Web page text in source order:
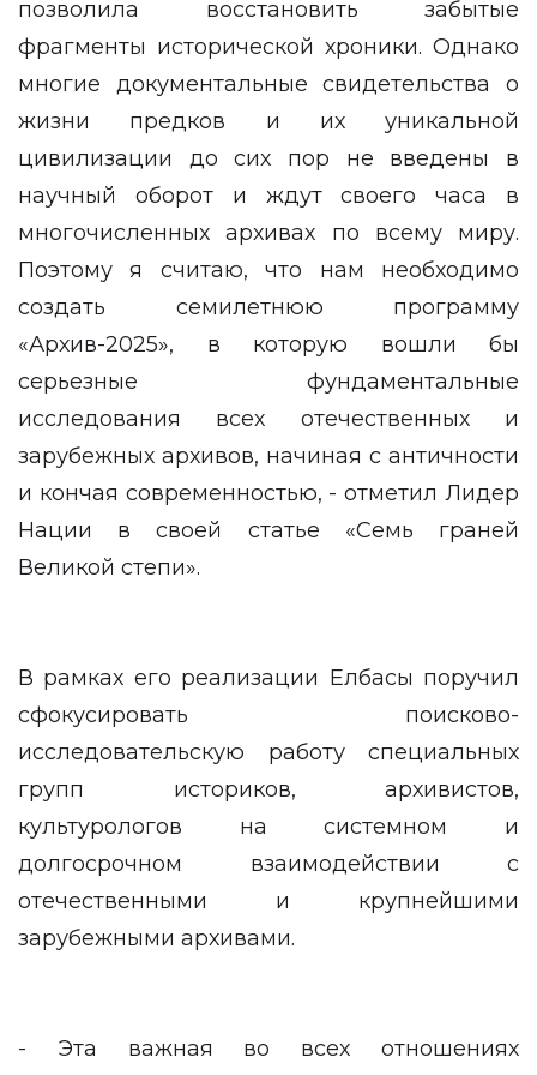
позволила восстановить забытые
фрагменты исторической хроники. Однако
многие документальные свидетельства о
жизни предков и их уникальной
цивилизации до сих пор не введены в
научный оборот и ждут своего часа в
многочисленных архивах по всему миру.
Поэтому я считаю, что нам необходимо
создать семилетнюю программу
«Архив-2025», в которую вошли бы
серьезные фундаментальные
исследования всех отечественных и
зарубежных архивов, начиная с античности
и кончая современностью, - отметил Лидер
Нации в своей статье «Семь граней
Великой степи».
В рамках его реализации Елбасы поручил
сфокусировать поисково-
исследовательскую работу специальных
групп историков, архивистов,
культурологов на системном и
долгосрочном взаимодействии с
отечественными и крупнейшими
зарубежными архивами.
- Эта важная во всех отношениях